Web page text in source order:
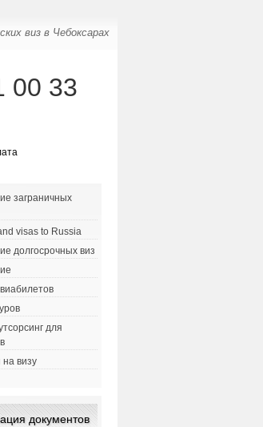
виз в Чебоксарах
00 33
заграничных
visas to Russia
долгосрочных виз
для
визу
документов